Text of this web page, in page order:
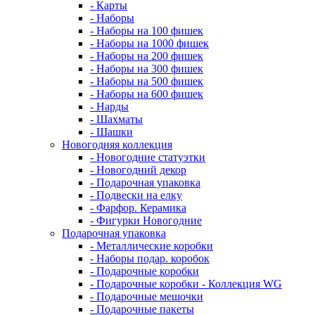
- Карты
- Наборы
- Наборы на 100 фишек
- Наборы на 1000 фишек
- Наборы на 200 фишек
- Наборы на 300 фишек
- Наборы на 500 фишек
- Наборы на 600 фишек
- Нарды
- Шахматы
- Шашки
Новогодняя коллекция
- Новогодние статуэтки
- Новогодний декор
- Подарочная упаковка
- Подвески на елку
- Фарфор. Керамика
- Фигурки Новогодние
Подарочная упаковка
- Металлические коробки
- Наборы подар. коробок
- Подарочные коробки
- Подарочные коробки - Коллекция WG
- Подарочные мешочки
- Подарочные пакеты